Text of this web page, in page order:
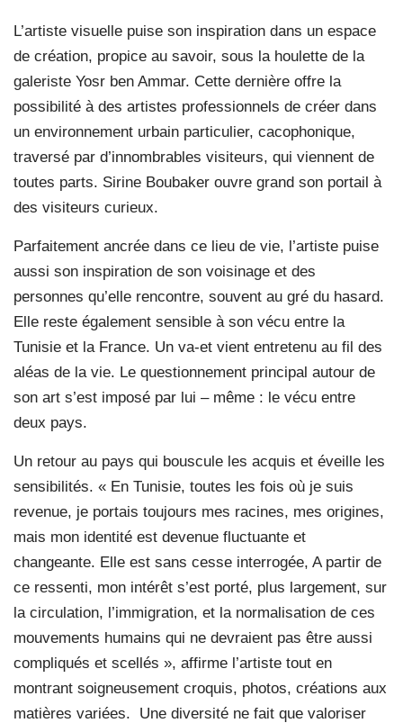
L’artiste visuelle puise son inspiration dans un espace
de création, propice au savoir, sous la houlette de la
galeriste Yosr ben Ammar. Cette dernière offre la
possibilité à des artistes professionnels de créer dans
un environnement urbain particulier, cacophonique,
traversé par d’innombrables visiteurs, qui viennent de
toutes parts. Sirine Boubaker ouvre grand son portail à
des visiteurs curieux.
Parfaitement ancrée dans ce lieu de vie, l’artiste puise
aussi son inspiration de son voisinage et des
personnes qu’elle rencontre, souvent au gré du hasard.
Elle reste également sensible à son vécu entre la
Tunisie et la France. Un va-et vient entretenu au fil des
aléas de la vie. Le questionnement principal autour de
son art s’est imposé par lui – même : le vécu entre
deux pays.
Un retour au pays qui bouscule les acquis et éveille les
sensibilités. « En Tunisie, toutes les fois où je suis
revenue, je portais toujours mes racines, mes origines,
mais mon identité est devenue fluctuante et
changeante. Elle est sans cesse interrogée, A partir de
ce ressenti, mon intérêt s’est porté, plus largement, sur
la circulation, l’immigration, et la normalisation de ces
mouvements humains qui ne devraient pas être aussi
compliqués et scellés », affirme l’artiste tout en
montrant soigneusement croquis, photos, créations aux
matières variées.
Une diversité ne fait que valoriser